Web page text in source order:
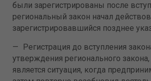
были зарегистрированы после
региональный закон начал
зарегистрировавшийся позднее
Регистрация до вступления
утверждения регионального
является ситуация, когда